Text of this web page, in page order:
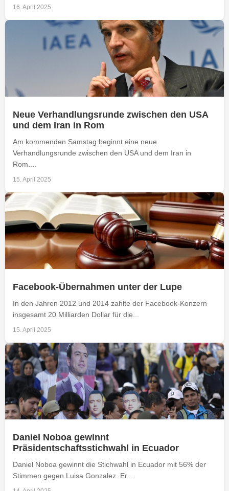
16. April 2025
Neue Verhandlungsrunde zwischen den USA
und dem Iran in Rom
Am kommenden Samstag beginnt eine neue
Verhandlungsrunde zwischen den USA und dem Iran in
Rom....
15. April 2025
Facebook-Übernahmen unter der Lupe
In den Jahren 2012 und 2014 zahlte der Facebook-Konzern
insgesamt 20 Milliarden Dollar für die...
15. April 2025
Daniel Noboa gewinnt
Präsidentschaftsstichwahl in Ecuador
Daniel Noboa gewinnt die Stichwahl in Ecuador mit 56% der
Stimmen gegen Luisa Gonzalez. Er...